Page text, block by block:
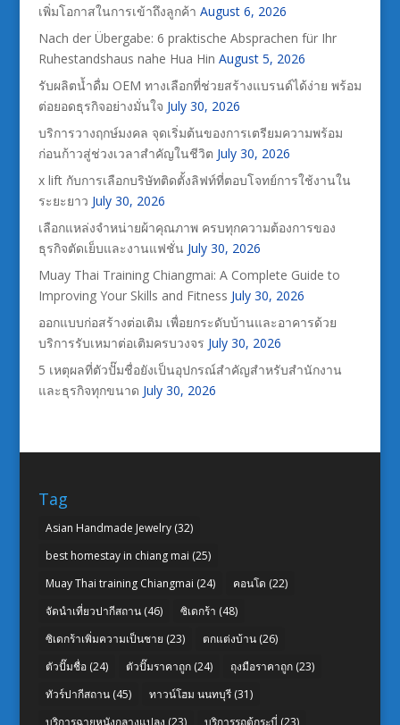
เพิ่มโอกาสในการเข้าถึงลูกค้า August 6, 2026
Nach der Übergabe: 6 praktische Absprachen für Ihr
Ruhestandshaus nahe Hua Hin August 5, 2026
รับผลิตน้ำดื่ม OEM ทางเลือกที่ช่วยสร้างแบรนด์ได้ง่าย พร้อม
ต่อยอดธุรกิจอย่างมั่นใจ July 30, 2026
บริการวางฤกษ์มงคล จุดเริ่มต้นของการเตรียมความพร้อม
ก่อนก้าวสู่ช่วงเวลาสำคัญในชีวิต July 30, 2026
x lift กับการเลือกบริษัทติดตั้งลิฟท์ที่ตอบโจทย์การใช้งานใน
ระยะยาว July 30, 2026
เลือกแหล่งจำหน่ายผ้าคุณภาพ ครบทุกความต้องการของ
ธุรกิจตัดเย็บและงานแฟชั่น July 30, 2026
Muay Thai Training Chiangmai: A Complete Guide to
Improving Your Skills and Fitness July 30, 2026
ออกแบบก่อสร้างต่อเติม เพื่อยกระดับบ้านและอาคารด้วย
บริการรับเหมาต่อเติมครบวงจร July 30, 2026
5 เหตุผลที่ตัวปั๊มชื่อยังเป็นอุปกรณ์สำคัญสำหรับสำนักงาน
และธุรกิจทุกขนาด July 30, 2026
Tag
Asian Handmade Jewelry(32)
best homestay in chiang mai (25)
Muay Thai training Chiangmai (24) คอนโด (22)
จัดนำเที่ยวปากีสถาน(46) ซิเดกร้า (48)
ซิเดกร้าเพิ่มความเป็นชาย (23) ตกแต่งบ้าน(26)
ตัวปั๊มชื่อ(24) ตัวปั๊มราคาถูก(24) ถุงมือราคาถูก(23)
ทัวร์ปากีสถาน(45) ทาวน์โฮม นนทบุรี(31)
บริการฉายหนังกลางแปลง (23) บริการรถตู้กระบี่ (23)